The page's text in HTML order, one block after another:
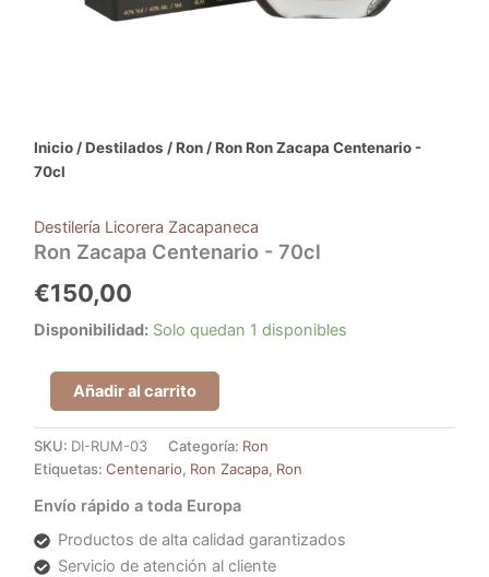
Inicio /Destilados /Ron / Ron Ron Zacapa Centenario -
70cl
Destilería Licorera Zacapaneca
Ron Zacapa Centenario - 70cl
€150,00
Disponibilidad: Solo quedan 1 disponibles
Añadir al carrito
SKU: DI-RUM-03 Categoría: Ron
Etiquetas:Centenario, Ron Zacapa, Ron
Envío rápido a toda Europa
Productos de alta calidad garantizados
Servicio de atención al cliente